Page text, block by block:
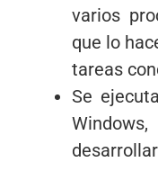
varios
que lo
tareas
Se